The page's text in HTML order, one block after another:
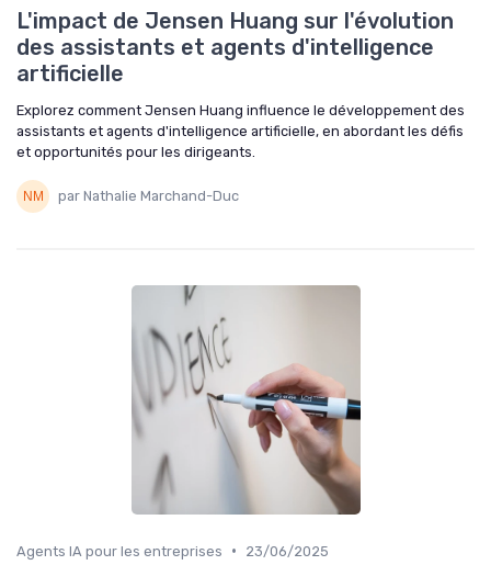
L'impact de Jensen Huang sur l'évolution
des assistants et agents d'intelligence
artificielle
Explorez comment Jensen Huang influence le développement des
assistants et agents d'intelligence artificielle, en abordant les défis
et opportunités pour les dirigeants.
par Nathalie Marchand-Duc
Agents IA pour les entreprises • 23/06/2025